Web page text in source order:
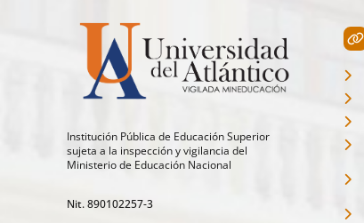
Institución Pública de Educación Superior
sujeta a la inspección y vigilancia del
Ministerio de Educación Nacional
Nit. 890102257-3